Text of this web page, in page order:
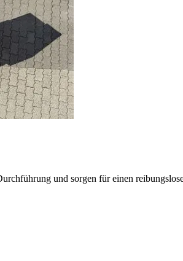
und sorgen für einen